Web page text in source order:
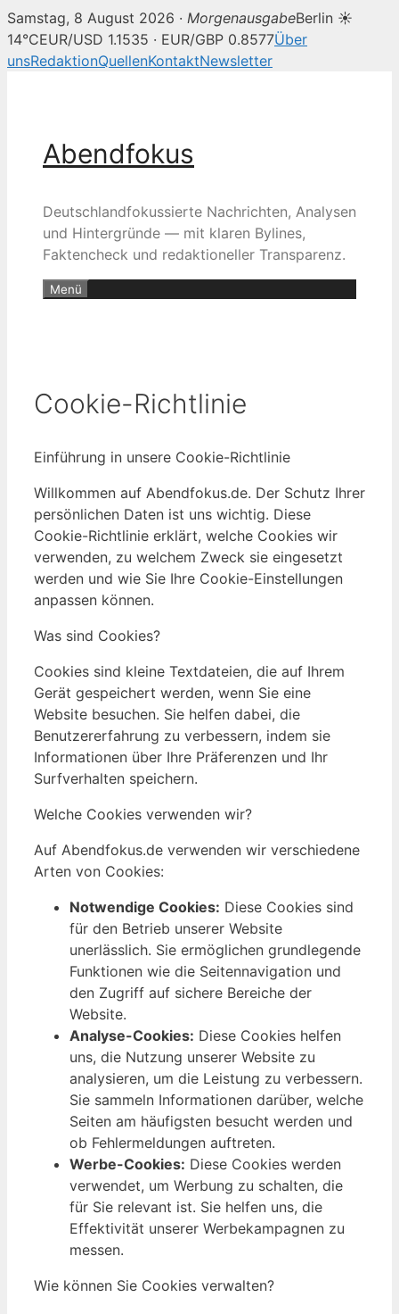
Samstag, 8 August 2026 · MorgenausgabeBerlin ☀
14°CEUR/USD 1.1535 · EUR/GBP 0.8577Über
unsRedaktionQuellenKontaktNewsletter
Abendfokus
Deutschlandfokussierte Nachrichten, Analysen
und Hintergründe — mit klaren Bylines,
Faktencheck und redaktioneller Transparenz.
Menü
Cookie-Richtlinie
Einführung in unsere Cookie-Richtlinie
Willkommen auf Abendfokus.de. Der Schutz Ihrer
persönlichen Daten ist uns wichtig. Diese
Cookie-Richtlinie erklärt, welche Cookies wir
verwenden, zu welchem Zweck sie eingesetzt
werden und wie Sie Ihre Cookie-Einstellungen
anpassen können.
Was sind Cookies?
Cookies sind kleine Textdateien, die auf Ihrem
Gerät gespeichert werden, wenn Sie eine
Website besuchen. Sie helfen dabei, die
Benutzererfahrung zu verbessern, indem sie
Informationen über Ihre Präferenzen und Ihr
Surfverhalten speichern.
Welche Cookies verwenden wir?
Auf Abendfokus.de verwenden wir verschiedene
Arten von Cookies:
Notwendige Cookies: Diese Cookies sind
für den Betrieb unserer Website
unerlässlich. Sie ermöglichen grundlegende
Funktionen wie die Seitennavigation und
den Zugriff auf sichere Bereiche der
Website.
Analyse-Cookies: Diese Cookies helfen
uns, die Nutzung unserer Website zu
analysieren, um die Leistung zu verbessern.
Sie sammeln Informationen darüber, welche
Seiten am häufigsten besucht werden und
ob Fehlermeldungen auftreten.
Werbe-Cookies: Diese Cookies werden
verwendet, um Werbung zu schalten, die
für Sie relevant ist. Sie helfen uns, die
Effektivität unserer Werbekampagnen zu
messen.
Wie können Sie Cookies verwalten?